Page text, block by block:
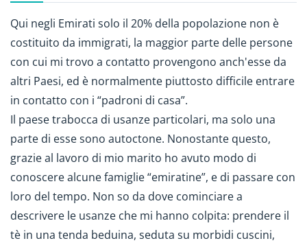
Qui negli Emirati solo il 20% della popolazione non è
costituito da immigrati, la maggior parte delle persone
con cui mi trovo a contatto provengono anch'esse da
altri Paesi, ed è normalmente piuttosto difficile entrare
in contatto con i “padroni di casa”.
Il paese trabocca di usanze particolari, ma solo una
parte di esse sono autoctone. Nonostante questo,
grazie al lavoro di mio marito ho avuto modo di
conoscere alcune famiglie “emiratine”, e di passare con
loro del tempo. Non so da dove cominciare a
descrivere le usanze che mi hanno colpita: prendere il
tè in una tenda beduina, seduta su morbidi cuscini,